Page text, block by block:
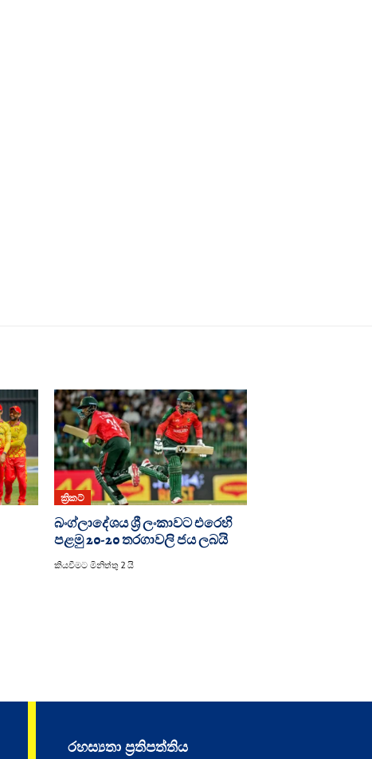
ක්‍රිකට්
බංග්ලාදේශය ශ්‍රී ලංකාවට එරෙහි
පළමු 20-20 තරගාවලි ජය ලබයි
කියවීමට මිනිත්තු 2 යි
රහස්‍යතා ප්‍රතිපත්තිය